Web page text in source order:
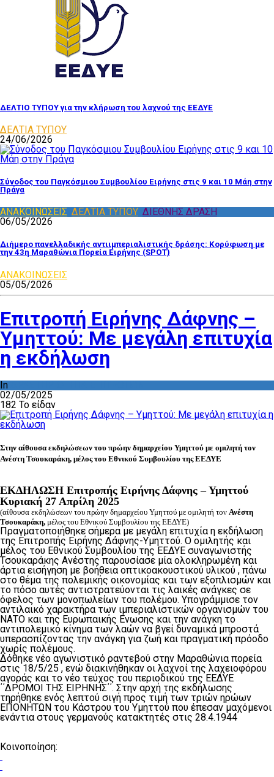
ΔΕΛΤΙΟ ΤΥΠΟΥ για την κλήρωση του λαχνού της ΕΕΔΥΕ
ΔΕΛΤΙΑ ΤΥΠΟΥ
24/06/2026
Σύνοδος του Παγκόσμιου Συμβουλίου Ειρήνης στις 9 και 10 Μάη στην
Πράγα
ΑΝΑΚΟΙΝΩΣΕΙΣ ΔΕΛΤΙΑ ΤΥΠΟΥ ΔΙΕΘΝΗΣ ΔΡΑΣΗ
06/05/2026
Διήμερο πανελλαδικής αντιιμπεριαλιστικής δράσης: Κορύφωση με
την 43η Μαραθώνια Πορεία Ειρήνης (SPOT)
ΑΝΑΚΟΙΝΩΣΕΙΣ
05/05/2026
Επιτροπή Ειρήνης Δάφνης –
Υμηττού: Με μεγάλη επιτυχία
η εκδήλωση
In
02/05/2025
182 Το είδαν
Στην αίθουσα εκδηλώσεων του πρώην δημαρχείου Υμηττού με ομιλητή τον
Ανέστη Τσουκαράκη, μέλος του Εθνικού Συμβουλίου της ΕΕΔΥΕ
ΕΚΔΗΛΩΣΗ Επιτροπής Ειρήνης Δάφνης – Υμηττού
Κυριακή 27 Απρίλη 2025
(αίθουσα εκδηλώσεων του πρώην δημαρχείου Υμηττού με ομιλητή τον Ανέστη
Τσουκαράκη, μέλος του Εθνικού Συμβουλίου της ΕΕΔΥΕ)
Πραγματοποιήθηκε σήμερα με μεγάλη επιτυχία η εκδήλωση
της Επιτροπής Ειρήνης Δάφνης-Υμηττού. Ο ομιλητής και
μέλος του Εθνικού Συμβουλίου της ΕΕΔΥΕ συναγωνιστής
Τσουκαράκης Ανέστης παρουσίασε μία ολοκληρωμένη και
άρτια εισήγηση με βοήθεια οπτικοακουστικού υλικού , πάνω
στο θέμα της πολεμικής οικονομίας και των εξοπλισμών και
το πόσο αυτές αντιστρατεύονται τις λαικές ανάγκες σε
όφελος των μονοπωλείων του πολέμου. Υπογράμμισε τον
αντιλαικό χαρακτήρα των ιμπεριαλιστικών οργανισμών του
ΝΑΤΟ και της Ευρωπαικής Ενωσης και την ανάγκη το
αντιπολεμικό κίνημα των λαών να βγεί δυναμικά μπροστά
υπερασπίζοντας την ανάγκη για ζωή και πραγματική πρόοδο
χωρίς πολέμους.
Δόθηκε νέο αγωνιστικό ραντεβού στην Μαραθώνια πορεία
στις 18/5/25 , ενώ διακινήθηκαν οι λαχνοί της λαχειοφόρου
αγοράς και το νέο τεύχος του περιοδικού της ΕΕΔΥΕ
΄΄ΔΡΟΜΟΙ ΤΗΣ ΕΙΡΗΝΗΣ΄΄. Στην αρχή της εκδήλωσης
τηρήθηκε ενός λεπτού σιγή προς τιμή των τριών ηρώων
ΕΠΟΝΗΤΩΝ του Κάστρου του Υμηττού που έπεσαν μαχόμενοι
ενάντια στους γερμανούς κατακτητές στις 28.4.1944
Κοινοποίηση: